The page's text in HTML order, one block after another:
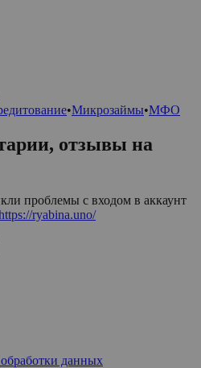
•Микрозаймы•МФО
отзывы на
проблемы с входом в аккаунт
ryabina.uno/
данных